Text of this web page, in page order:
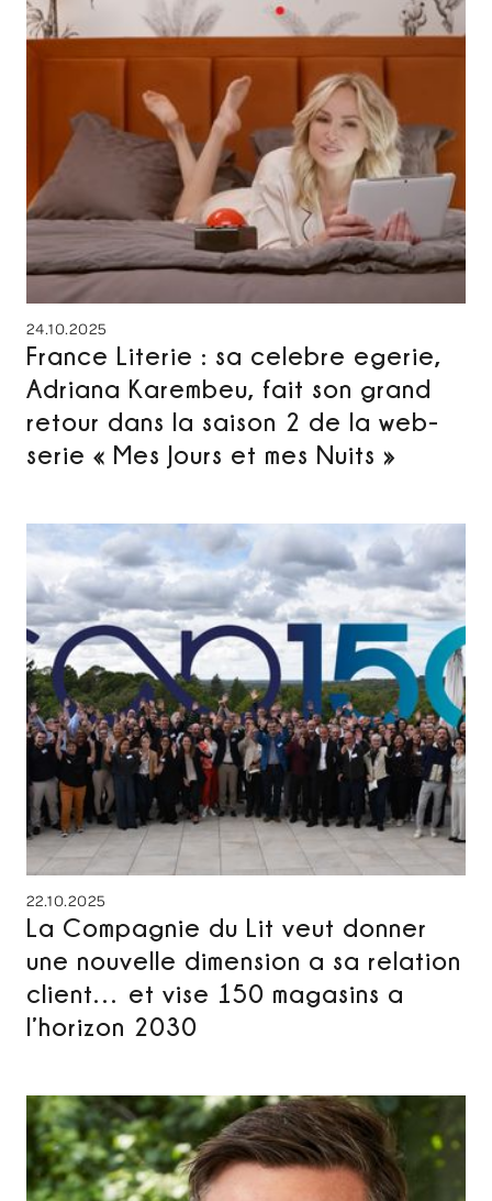
24.10.2025
France Literie : sa celebre egerie,
Adriana Karembeu, fait son grand
retour dans la saison 2 de la web-
serie « Mes Jours et mes Nuits »
22.10.2025
La Compagnie du Lit veut donner
une nouvelle dimension a sa relation
client… et vise 150 magasins a
l’horizon 2030